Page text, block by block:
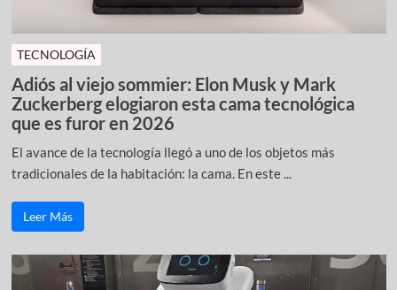
TECNOLOGÍA
Adiós al viejo sommier: Elon Musk y Mark
Zuckerberg elogiaron esta cama tecnológica
que es furor en 2026
El avance de la tecnología llegó a uno de los objetos más
tradicionales de la habitación: la cama. En este ...
Leer Más